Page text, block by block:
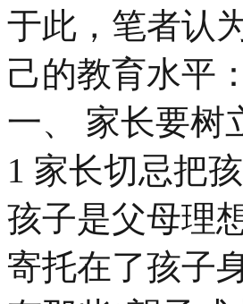
于此，笔者认
己的教育水平：
一、 家长要树
1 家长切忌把
孩子是父母理
寄托在了孩子